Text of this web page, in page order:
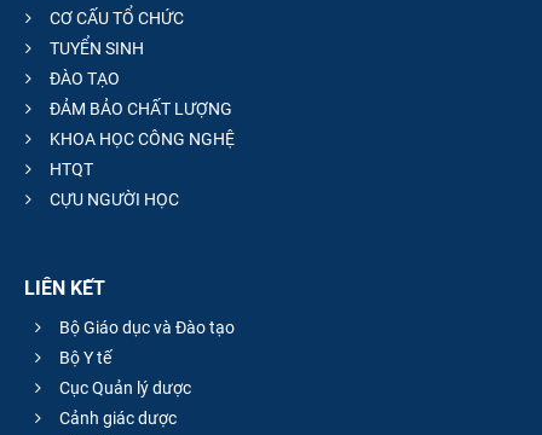
CƠ CẤU TỔ CHỨC
TUYỂN SINH
ĐÀO TẠO
ĐẢM BẢO CHẤT LƯỢNG
KHOA HỌC CÔNG NGHỆ
HTQT
CỰU NGƯỜI HỌC
LIÊN KẾT
Bộ Giáo dục và Đào tạo
Bộ Y tế
Cục Quản lý dược
Cảnh giác dược